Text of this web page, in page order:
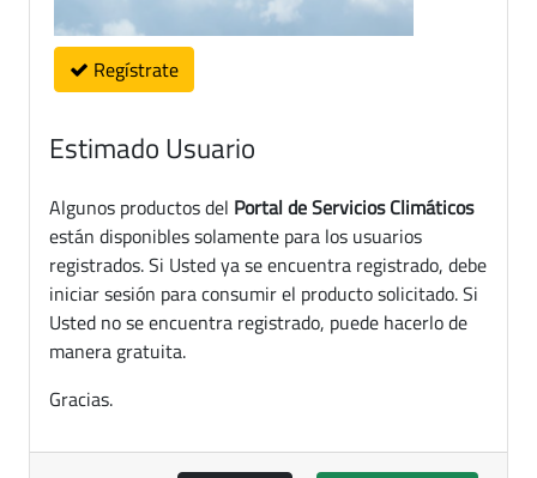
Regístrate
Estimado Usuario
Algunos productos del Portal de Servicios Climáticos
están disponibles solamente para los usuarios
registrados. Si Usted ya se encuentra registrado, debe
iniciar sesión para consumir el producto solicitado. Si
Usted no se encuentra registrado, puede hacerlo de
manera gratuita.
Gracias.